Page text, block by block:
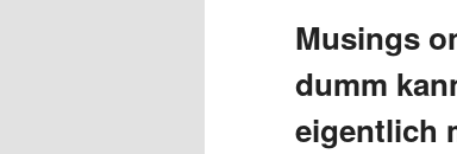
Musings
dumm
eigentlich